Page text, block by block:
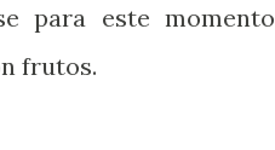
para este momento
frutos.